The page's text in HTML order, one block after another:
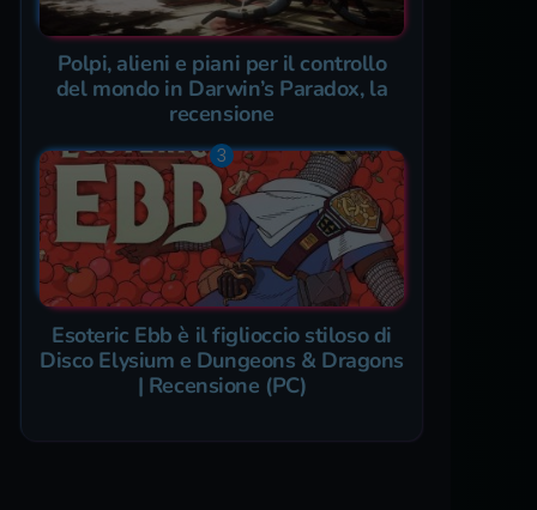
Polpi, alieni e piani per il controllo
del mondo in Darwin’s Paradox, la
recensione
Esoteric Ebb è il figlioccio stiloso di
Disco Elysium e Dungeons & Dragons
| Recensione (PC)